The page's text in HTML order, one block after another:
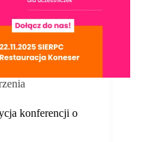
konferencji o